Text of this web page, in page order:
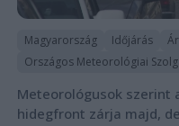
Magyarország Időjárás
Országos Meteorológiai
Meteorológusok szerint
hidegfront zárja majd,